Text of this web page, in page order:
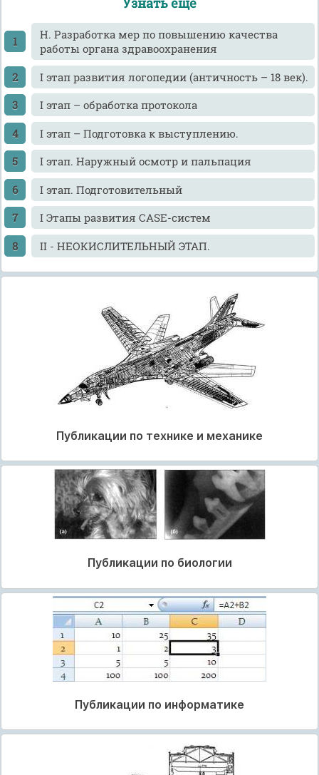
H. Разработка мер по повышению качества
работы органа здравоохранения
I этап развития логопедии (античность – 18 век).
I этап – обработка протокола
I этап – Подготовка к выступлению.
I этап. Наружный осмотр и пальпация
I этап. Подготовительный
I Этапы развития САSЕ-систем
II - НЕОКИСЛИТЕЛЬНЫЙ ЭТАП.
Публикации по технике и механике
Публикации по биологии
Публикации по информатике